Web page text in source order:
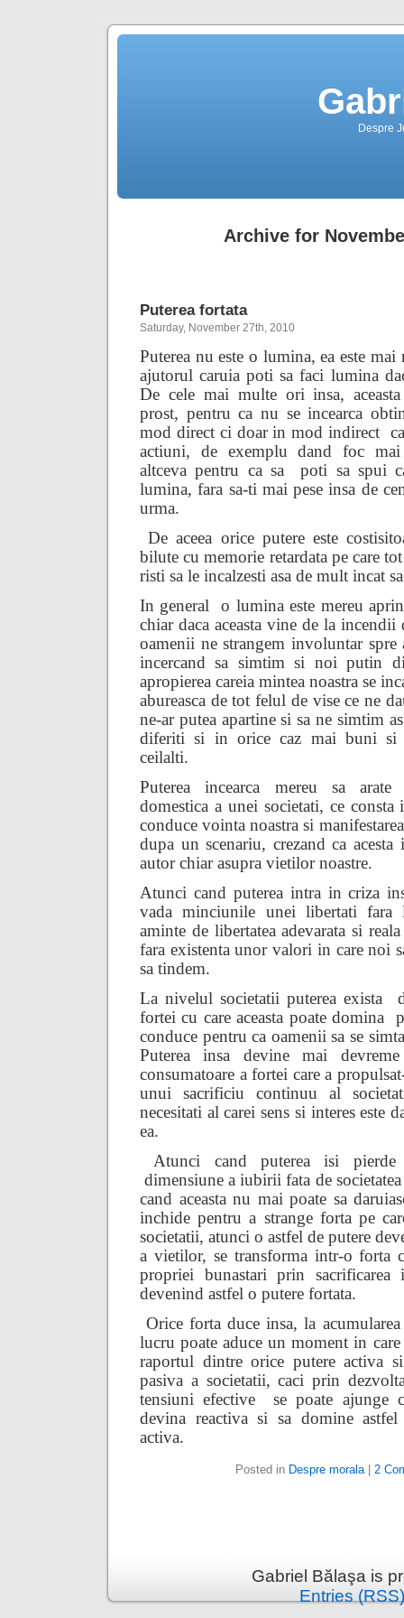
Despre
Archive for
Puterea fortata
Saturday, November 27th, 2010
Puterea nu este o lumina, ea este
ajutorul caruia poti sa faci lumina
De cele mai multe ori insa,
prost, pentru ca nu se incearca
mod direct ci doar in mod indirect
actiuni, de exemplu dand foc
altceva pentru ca sa
poti sa spui
lumina, fara sa-ti mai pese insa de
urma.
De aceea orice putere este
bilute cu memorie retardata pe care
risti sa le incalzesti asa de mult incat
In general
o lumina este mereu
chiar daca aceasta vine de la incendii
oamenii ne strangem involuntar
incercand sa simtim si noi putin
apropierea careia mintea noastra se
abureasca de tot felul de vise ce ne
ne-ar putea apartine si sa ne simtim
diferiti si in orice caz mai buni si
ceilalti.
Puterea incearca mereu sa
domestica a unei societati, ce
conduce vointa noastra si
dupa un scenariu, crezand ca
autor chiar asupra vietilor noastre.
Atunci cand puterea intra in criza
vada minciunile unei libertati fara
aminte de libertatea adevarata si
fara existenta unor valori in care noi
sa tindem.
La nivelul societatiiputerea exista
fortei cu care aceasta poate domina
conduce pentru ca oamenii sa se
Puterea insa devine mai
consumatoare a fortei care a
unui sacrificiu continuu al
necesitati al carei sens si interes este
ea.
Atunci cand puterea isi
dimensiune a iubirii fata de
cand aceasta nu mai poate sa
inchide pentru a strange forta pe
societatii, atunci o astfel de putere
a vietilor, se transforma intr-o forta
propriei bunastari prin sacrificarea
devenind astfel o putere fortata.
Orice forta duce insa, la
lucru poate aduce un moment in
raportul dintre orice putere activa
pasiva a societatii, caci prin
tensiuni efective
se poate ajunge
devina reactiva si sa domine
activa.
Posted in Despre morala| 2
Gabriel Bălaşa is
Entries (RSS)